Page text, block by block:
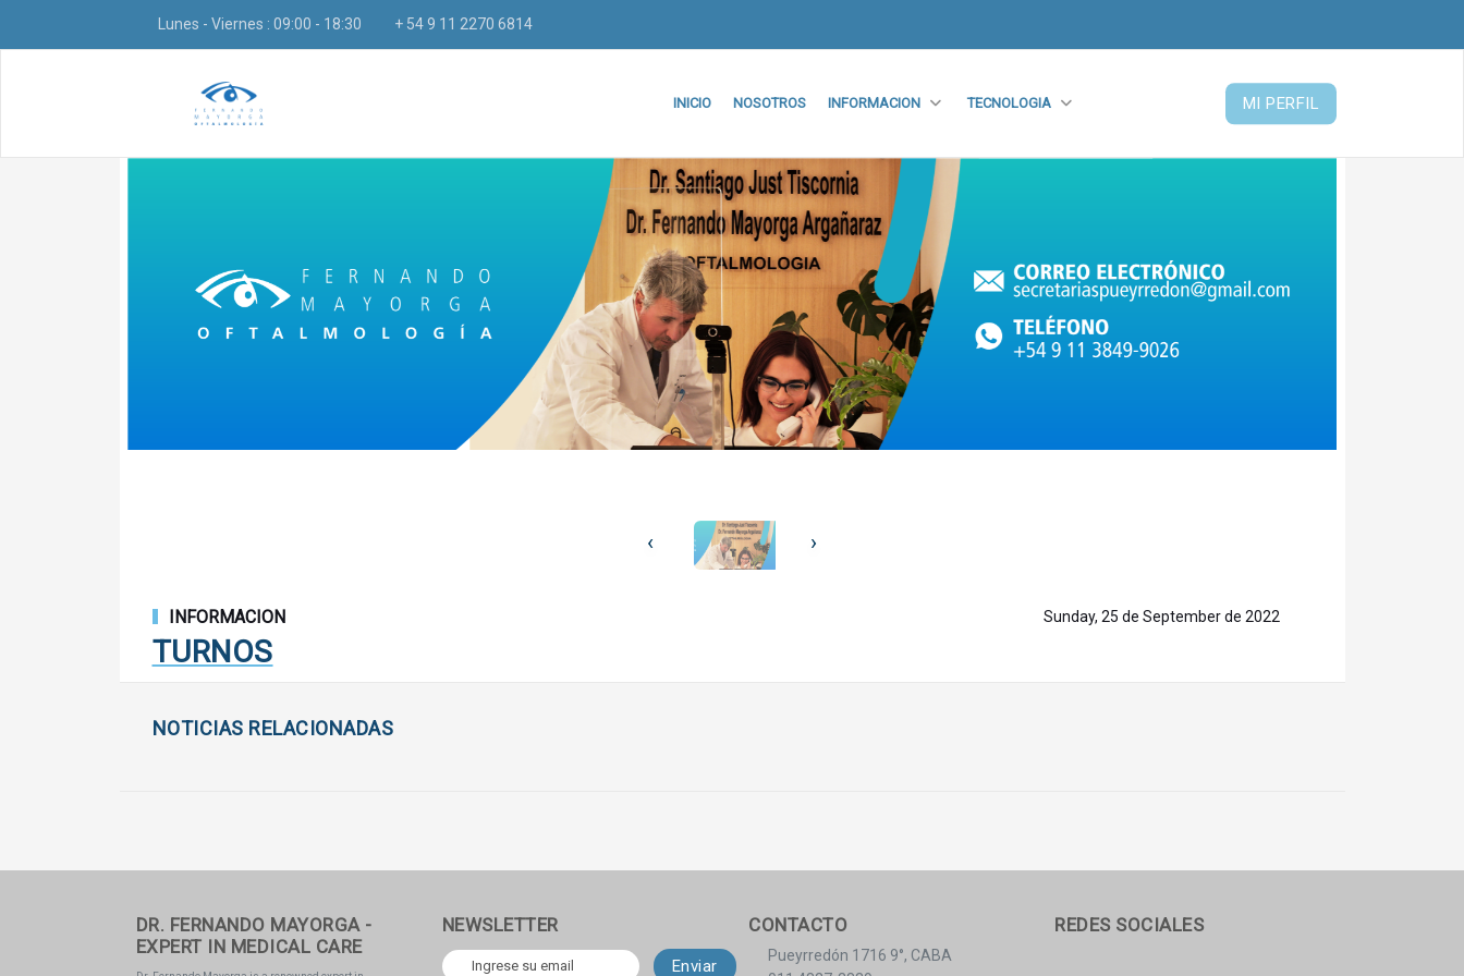
Lunes - Viernes : 09:00 - 18:30 + 54 9 11 2270 6814
INICIO NOSOTROS INFORMACION TECNOLOGIA MI PERFIL
‹ ›
INFORMACION Sunday, 25 de September de 2022
TURNOS
NOTICIAS RELACIONADAS
DR. FERNANDO MAYORGA -
EXPERT IN MEDICAL CARE
NEWSLETTER CONTACTO
Pueyrredón 1716 9°, CABA
REDES SOCIALES